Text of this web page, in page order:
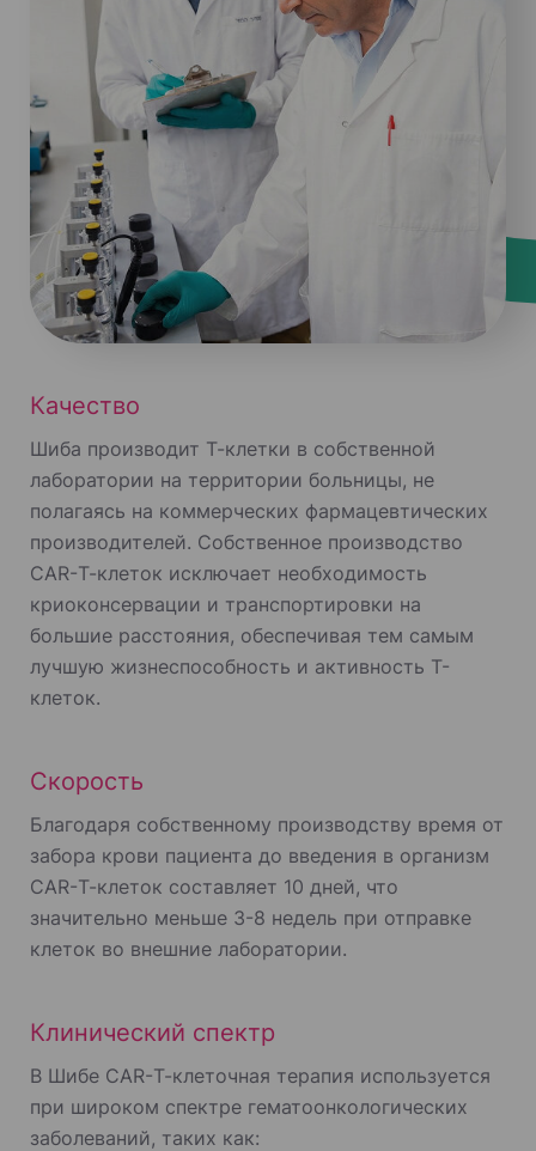
Качество
Шиба производит Т-клетки в собственной
лаборатории на территории больницы, не
полагаясь на коммерческих фармацевтических
производителей. Собственное производство
CAR-Т-клеток исключает необходимость
криоконсервации и транспортировки на
большие расстояния, обеспечивая тем самым
лучшую жизнеспособность и активность Т-
клеток.
Скорость
Благодаря собственному производству время от
забора крови пациента до введения в организм
CAR-Т-клеток составляет 10 дней, что
значительно меньше 3-8 недель при отправке
клеток во внешние лаборатории.
Клинический спектр
В Шибе CAR-Т-клеточная терапия используется
при широком спектре гематоонкологических
заболеваний, таких как: